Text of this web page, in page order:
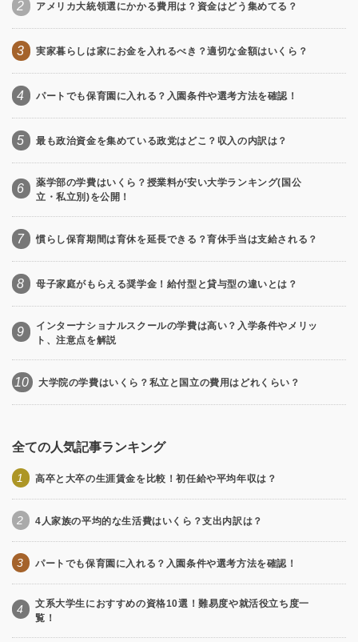
2 アメリカ大統領選にかかる費用は？資金はどう集めてる？
3 実家暮らしは家にお金を入れるべき？適切な金額はいくら？
4 パートでも保育園に入れる？入園条件や選考方法を確認！
5 最も政治資金を集めている政党はどこ？収入の内訳は？
6
薬学部の学費はいくら？授業料が安い大学ランキング(国公
立・私立別)を公開！
7 慣らし保育期間は育休を延長できる？育休手当は支給される？
8 母子家庭がもらえる奨学金！給付型と貸与型の違いとは？
9
インターナショナルスクールの学費は高い？入学条件やメリッ
ト、注意点を解説
10 大学院の学費はいくら？私立と国立の費用はどれくらい？
全ての人気記事ランキング
1 高卒と大卒の生涯賃金を比較！初任給や平均年収は？
2 4人家族の平均的な生活費はいくら？支出内訳は？
3 パートでも保育園に入れる？入園条件や選考方法を確認！
4
文系大学生におすすめの資格10選！難易度や就活役立ち度一
覧！